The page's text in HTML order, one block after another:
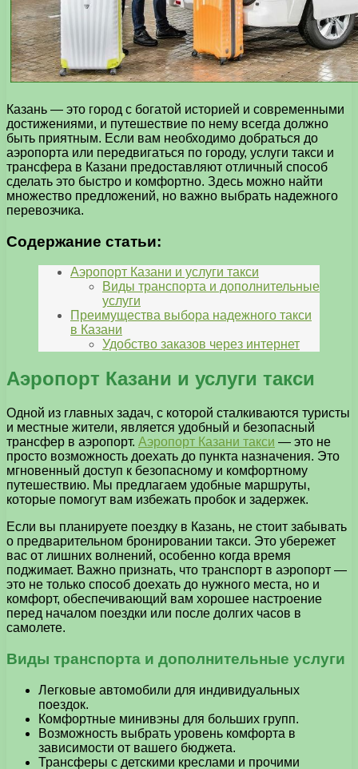
Казань — это город с богатой историей и современными
достижениями, и путешествие по нему всегда должно
быть приятным. Если вам необходимо добраться до
аэропорта или передвигаться по городу, услуги такси и
трансфера в Казани предоставляют отличный способ
сделать это быстро и комфортно. Здесь можно найти
множество предложений, но важно выбрать надежного
перевозчика.
Содержание статьи:
Аэропорт Казани и услуги такси
Виды транспорта и дополнительные
услуги
Преимущества выбора надежного такси
в Казани
Удобство заказов через интернет
Аэропорт Казани и услуги такси
Одной из главных задач, с которой сталкиваются туристы
и местные жители, является удобный и безопасный
трансфер в аэропорт. Аэропорт Казани такси — это не
просто возможность доехать до пункта назначения. Это
мгновенный доступ к безопасному и комфортному
путешествию. Мы предлагаем удобные маршруты,
которые помогут вам избежать пробок и задержек.
Если вы планируете поездку в Казань, не стоит забывать
о предварительном бронировании такси. Это убережет
вас от лишних волнений, особенно когда время
поджимает. Важно признать, что транспорт в аэропорт —
это не только способ доехать до нужного места, но и
комфорт, обеспечивающий вам хорошее настроение
перед началом поездки или после долгих часов в
самолете.
Виды транспорта и дополнительные услуги
Легковые автомобили для индивидуальных
поездок.
Комфортные минивэны для больших групп.
Возможность выбрать уровень комфорта в
зависимости от вашего бюджета.
Трансферы с детскими креслами и прочими